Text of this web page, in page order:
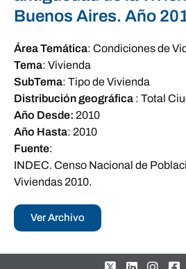
Buenos Aires. Año
Área Temática: Condiciones de
Tema: Vivienda
SubTema: Tipo de Vivienda
Distribución geográfica : Total
Año Desde: 2010
Año Hasta: 2010
Fuente:
INDEC. Censo Nacional de
Viviendas 2010.
Ver Archivo